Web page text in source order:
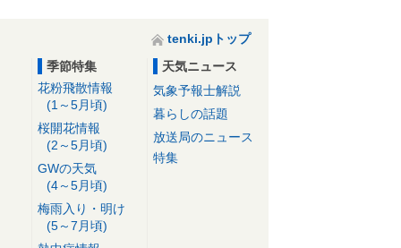
tenki.jpトップ
季節特集
花粉飛散情報
(1～5月頃)
桜開花情報
(2～5月頃)
GWの天気
(4～5月頃)
梅雨入り・明け
(5～7月頃)
天気ニュース
気象予報士解説
暮らしの話題
放送局のニュース
特集